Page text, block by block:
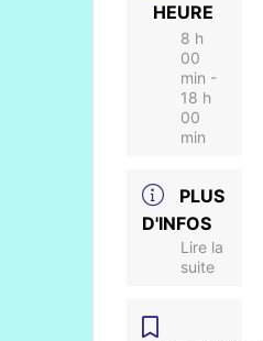
HEURE
8 h
00
min -
18 h
00
min
PLUS
D'INFOS
Lire la
suite